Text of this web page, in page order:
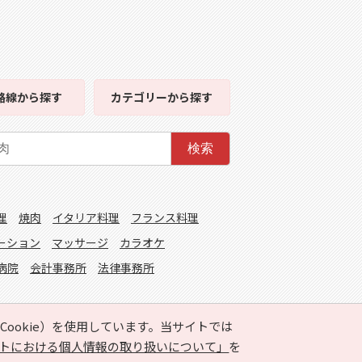
）を使用しています。当サイトでは
における個人情報の取り扱いについて」 を
線から探す カテゴリーから探す
検索
焼肉 イタリア料理
フランス料理
ション マッサージ
カラオケ
院 会計事務所 法律事務所